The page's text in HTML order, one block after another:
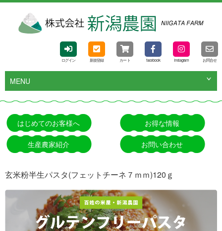
ログイン 新規登録 カート facebook Instagram お問合せ
MENU
はじめてのお客様へ お得な情報
生産農家紹介 お問い合わせ
玄米粉半生パスタ(フェットチーネ７ｍｍ)120ｇ